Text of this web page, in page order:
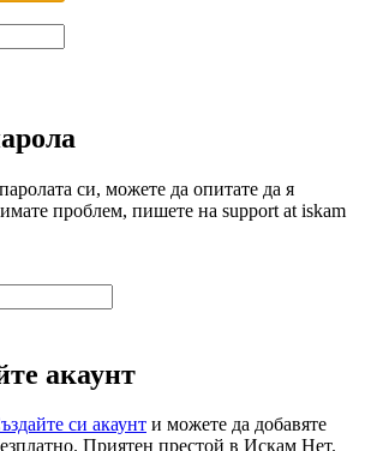
си, можете да опитате да я
проблем, пишете на support at iskam
акаунт
си акаунт и можете да добавяте
Приятен престой в Искам Нет.